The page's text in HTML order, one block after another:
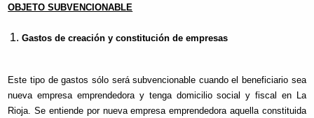
OBJETO SUBVENCIONABLE
Gastos de creación y constitución de empresas
Este tipo de gastos sólo será subvencionable cuando el beneficiario sea
nueva empresa emprendedora y tenga domicilio social y fiscal en La
Rioja. Se entiende por nueva empresa emprendedora aquella constituida